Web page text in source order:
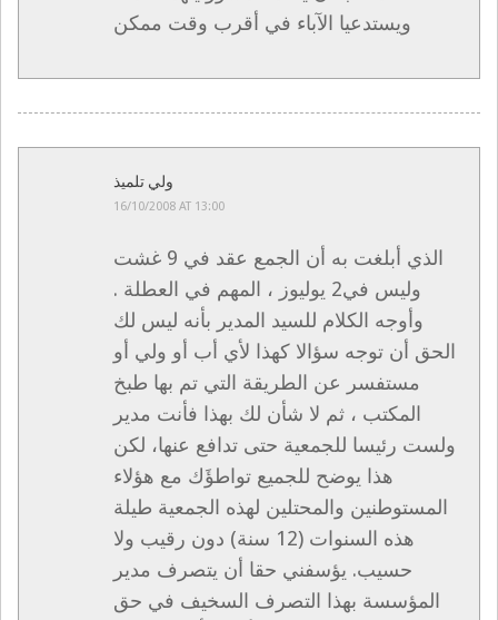
ويستدعيا الآباء في أقرب وقت ممكن
ولي تلميذ
16/10/2008 AT 13:00
الذي أبلغت به أن الجمع عقد في 9 غشت
وليس في2 يوليوز ، المهم في العطلة .
وأوجه الكلام للسيد المدير بأنه ليس لك
الحق أن توجه سؤالا كهذا لأي أب أو ولي أو
مستفسر عن الطريقة التي تم بها طبخ
المكتب ، ثم لا شأن لك بهذا فأنت مدير
ولست رئيسا للجمعية حتى تدافع عنها، لكن
هذا يوضح للجميع تواطؤَك مع هؤلاء
المستوطنين والمحتلين لهذه الجمعية طيلة
هذه السنوات (12 سنة) دون رقيب ولا
حسيب. يؤسفني حقا أن يتصرف مدير
المؤسسة بهذا التصرف السخيف في حق